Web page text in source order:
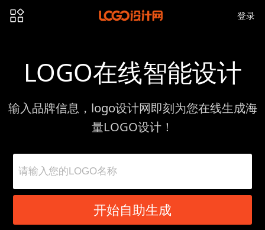
登录
LOGO在线智能设计
输入品牌信息，logo设计网即刻为您在线生成海
量LOGO设计！
开始自助生成